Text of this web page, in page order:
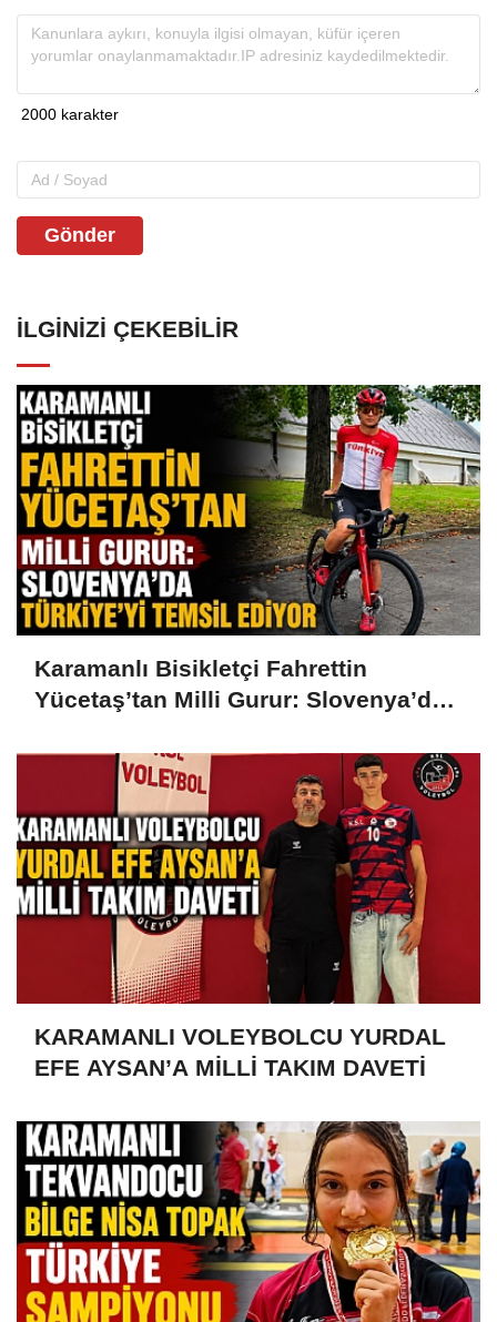
Gönder
İLGINIZI ÇEKEBILIR
Karamanlı Bisikletçi Fahrettin
Yücetaş’tan Milli Gurur: Slovenya’da
KARAMANLI VOLEYBOLCU YURDAL
EFE AYSAN’A MİLLİ TAKIM DAVETİ